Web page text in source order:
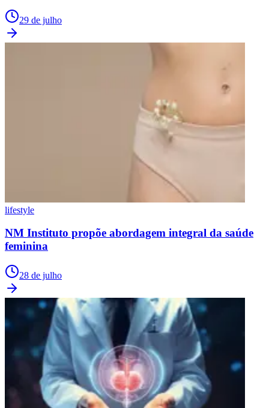
29 de julho
lifestyle
NM Instituto propõe abordagem integral da saúde
feminina
28 de julho